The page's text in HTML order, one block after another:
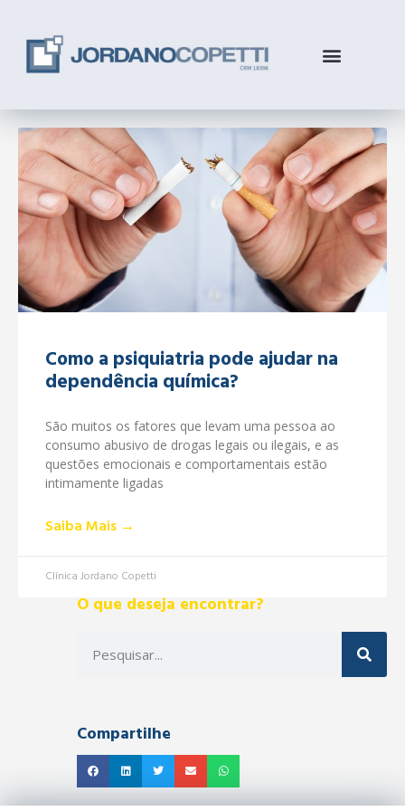
Como a psiquiatria pode ajudar na
dependência química?
São muitos os fatores que levam uma pessoa ao
consumo abusivo de drogas legais ou ilegais, e as
questões emocionais e comportamentais estão
intimamente ligadas
Saiba Mais →
Clínica Jordano Copetti
O que deseja encontrar?
Compartilhe